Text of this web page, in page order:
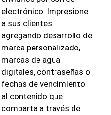
electrónico. Impresione
a sus clientes
agregando desarrollo de
marca personalizado,
marcas de agua
digitales, contraseñas o
fechas de vencimiento
al contenido que
comparta a través de